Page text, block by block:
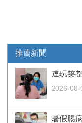
推薦新聞
連玩笑
2026-08-
暑假腸